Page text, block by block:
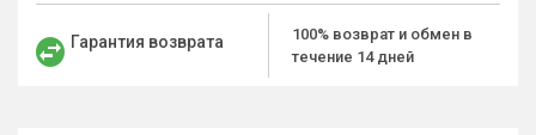
Гарантия возврата
100% возврат и обмен в
течение 14 дней